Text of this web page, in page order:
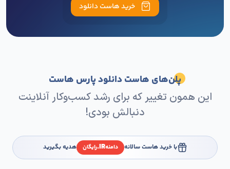
خرید هاست دانلود
پلن‌های هاست دانلود پارس هاست
این همون تغییر که برای رشد کسب‌وکار آنلاینت
دنبالش بودی!
با خرید هاست سالانه دامنهIR. رایگان هدیه بگیرید